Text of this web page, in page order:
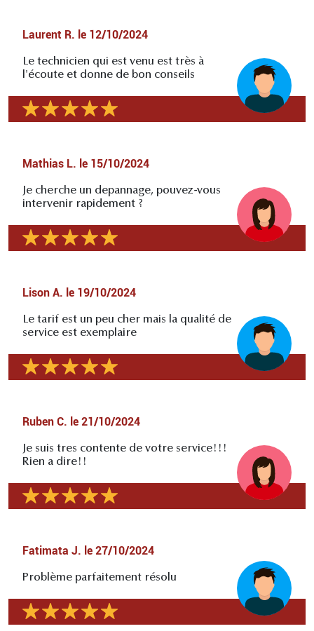
Laurent R. le 12/10/2024
Le technicien qui est venu est très à
l'écoute et donne de bon conseils
Mathias L. le 15/10/2024
Je cherche un depannage, pouvez-vous
intervenir rapidement ?
Lison A. le 19/10/2024
Le tarif est un peu cher mais la qualité de
service est exemplaire
Ruben C. le 21/10/2024
Je suis tres contente de votre service!!!
Rien a dire!!
Fatimata J. le 27/10/2024
Problème parfaitement résolu